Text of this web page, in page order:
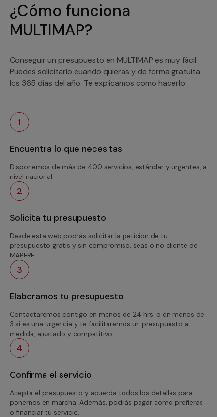
¿Cómo funciona
MULTIMAP?
Conseguir un presupuesto en MULTIMAP es muy fácil.
Puedes solicitarlo cuando quieras y de forma gratuita
los 365 días del año. Te explicamos como hacerlo:
1
Encuentra lo que necesitas
Disponemos de más de 400 servicios, estándar y urgentes, a
nivel nacional.
2
Solicita tu presupuesto
Desde esta web podrás solicitar la petición de tu
presupuesto gratis y sin compromiso, seas o no cliente de
MAPFRE.
3
Elaboramos tu presupuesto
Contactaremos contigo en menos de 24 hrs. o en menos de
3 si es una urgencia y te facilitaremos un presupuesto a
medida, ajustado y competitivo.
4
Confirma el servicio
Acepta el presupuesto y acuerda todos los detalles para
ponernos en marcha. Además, podrás pagar como prefieras
o financiar tu servicio.